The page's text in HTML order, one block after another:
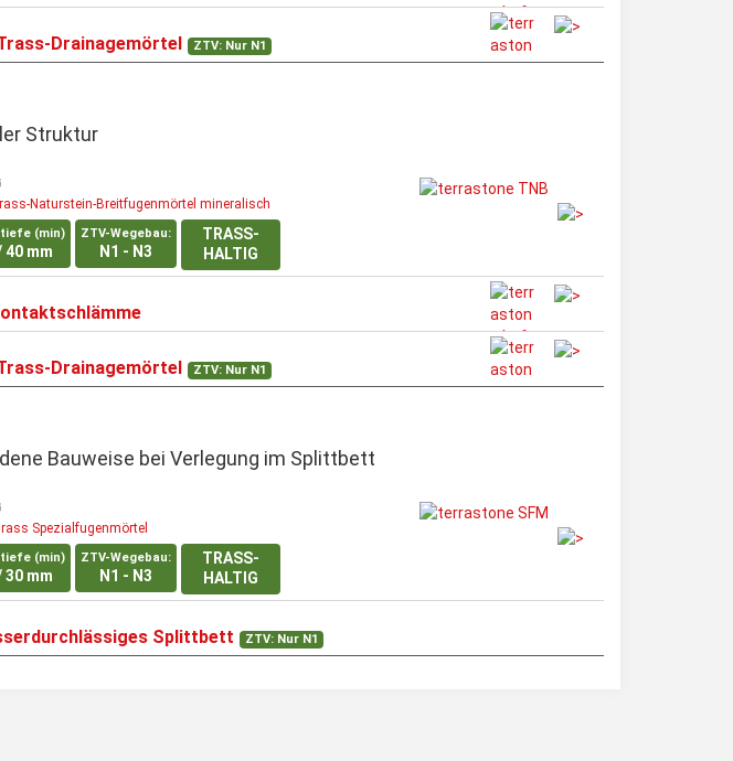
Drainagemörtel ZTV: Nur N1
Struktur
Naturstein-Breitfugenmörtel mineralisch
(min)
40 mm
ZTV-Wegebau:
N1 - N3
TRASS-
HALTIG
Drainagemörtel ZTV: Nur N1
Bauweise bei Verlegung im Splittbett
Spezialfugenmörtel
(min)
30 mm
ZTV-Wegebau:
N1 - N3
TRASS-
HALTIG
Splittbett ZTV: Nur N1